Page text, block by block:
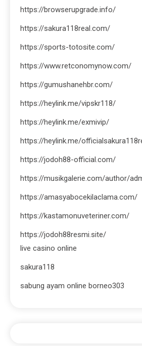
https://browserupgrade.info/
https://sakura118real.com/
https://sports-totosite.com/
https://www.retconomynow.com/
https://gumushanehbr.com/
https://heylink.me/vipskr118/
https://heylink.me/exmivip/
https://heylink.me/
https://jodoh88-official.com/
https://musikgalerie.com/author/
https://amasyabocekilaclama.com/
https://kastamonuveteriner.com/
https://jodoh88resmi.site/
live casino online
sakura118
sabung ayam online borneo303